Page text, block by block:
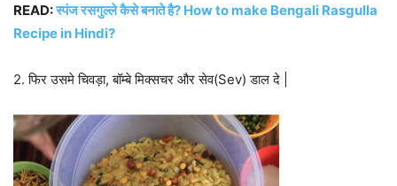
READ:स्पंज रसगुल्ले कैसे बनाते है? How to make Bengali Rasgulla
Recipe in Hindi?
2. फिर उसमे चिवड़ा, बॉम्बे मिक्सचर और सेव(Sev) डाल दे |